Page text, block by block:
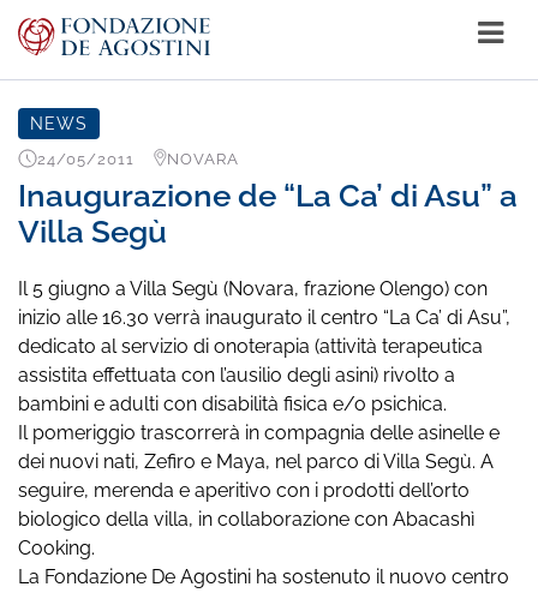
NEWS
24/05/2011 NOVARA
Inaugurazione de “La Ca’ di Asu” a
Villa Segù
Il 5 giugno a Villa Segù (Novara, frazione Olengo) con
inizio alle 16.30 verrà inaugurato il centro “La Ca’ di Asu”,
dedicato al servizio di onoterapia (attività terapeutica
assistita effettuata con l’ausilio degli asini) rivolto a
bambini e adulti con disabilità fisica e/o psichica.
Il pomeriggio trascorrerà in compagnia delle asinelle e
dei nuovi nati, Zefiro e Maya, nel parco di Villa Segù. A
seguire, merenda e aperitivo con i prodotti dell’orto
biologico della villa, in collaborazione con Abacashì
Cooking.
La Fondazione De Agostini ha sostenuto il nuovo centro